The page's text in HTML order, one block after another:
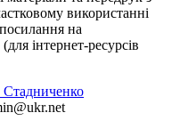
використанні
на
інтернет-ресурсів